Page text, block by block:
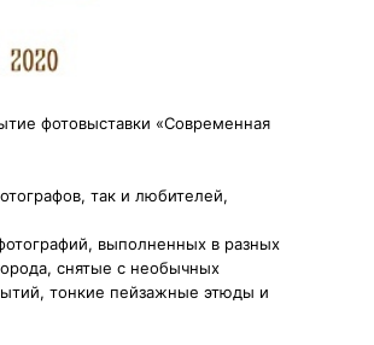
фотовыставки «Современная
так и любителей,
выполненных в разных
снятые с необычных
тонкие пейзажные этюды и